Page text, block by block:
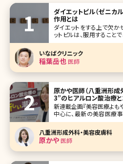
ダイエットピル（ゼニカ
作用とは
ダイエットをする上で欠
ットピルは、服用すること
を抑えることができ、痩せ
方法です。今回は、ダイエッ
いなばクリニック
稲葉岳也医師
原かや医師（八重洲形成
3”のヒアルロン酸治療
論など
新連載企画『美容医療よも
中心に、最新の美容医療
師論、SNS論、美容論など
のない視点のインタビュー
業界で、普段どんなことを
からの視点ではなかなか
八重洲形成外科・美容皮膚科
原かや医師